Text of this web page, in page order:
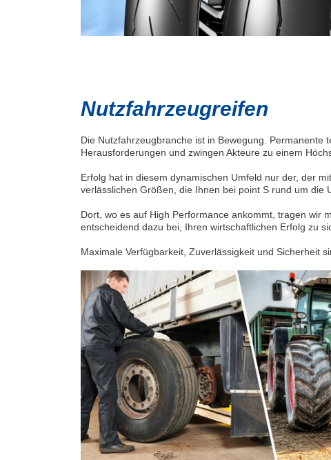
Nutzfahrzeugreifen
Die Nutzfahrzeugbranche ist in Bewegung.
Herausforderungen und zwingen Akteure zu einem
Erfolg hat in diesem dynamischen Umfeld nur der, der
verlässlichen Größen, die Ihnen bei point S rund um die
Dort, wo es auf High Performance ankommt, tragen wir
entscheidend dazu bei, Ihren wirtschaftlichen Erfolg zu
Maximale Verfügbarkeit, Zuverlässigkeit und Sicherheit